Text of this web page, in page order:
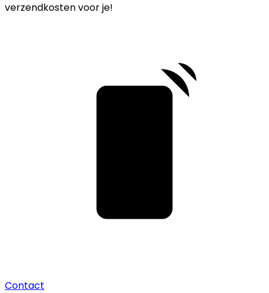
verzendkosten voor je!
Contact